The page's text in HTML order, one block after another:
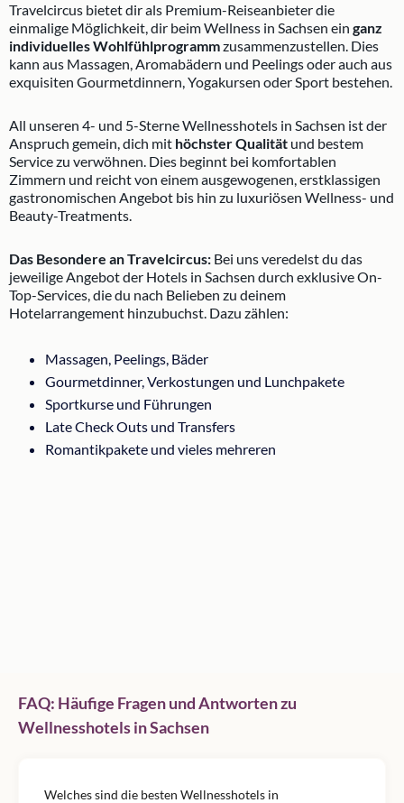
Travelcircus bietet dir als Premium-Reiseanbieter die
einmalige Möglichkeit, dir beim Wellness in Sachsen ein ganz
individuelles Wohlfühlprogrammzusammenzustellen. Dies
kann aus Massagen, Aromabädern und Peelings oder auch aus
exquisiten Gourmetdinnern, Yogakursen oder Sport bestehen.
All unseren 4- und 5-Sterne Wellnesshotels in Sachsen ist der
Anspruch gemein, dich mit höchster Qualität und bestem
Service zu verwöhnen. Dies beginnt bei komfortablen
Zimmern und reicht von einem ausgewogenen, erstklassigen
gastronomischen Angebot bis hin zu luxuriösen Wellness- und
Beauty-Treatments.
Das Besondere an Travelcircus: Bei uns veredelst du das
jeweilige Angebot der Hotels in Sachsen durch exklusive On-
Top-Services, die du nach Belieben zu deinem
Hotelarrangement hinzubuchst. Dazu zählen:
Massagen, Peelings, Bäder
Gourmetdinner, Verkostungen und Lunchpakete
Sportkurse und Führungen
Late Check Outs und Transfers
Romantikpakete und vieles mehreren
FAQ: Häufige Fragen und Antworten zu
Wellnesshotels in Sachsen
Welches sind die besten Wellnesshotels in